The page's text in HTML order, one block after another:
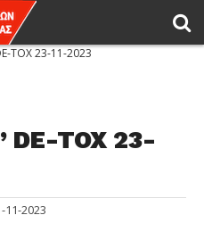
TOX 23-11-2023
DE-TOX 23-
11-2023